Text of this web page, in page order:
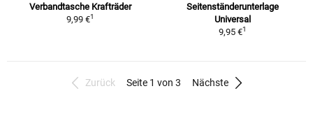
Verbandtasche Krafträder
9,99 €1
Seitenständerunterlage
Universal
9,95 €1
Zurück Seite 1 von 3 Nächste